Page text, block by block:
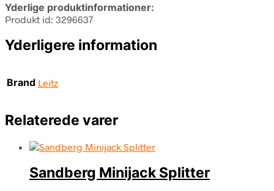
Yderlige produktinformationer:
Produkt id: 3296637
Yderligere information
Brand Leitz
Relaterede varer
Sandberg Minijack Splitter